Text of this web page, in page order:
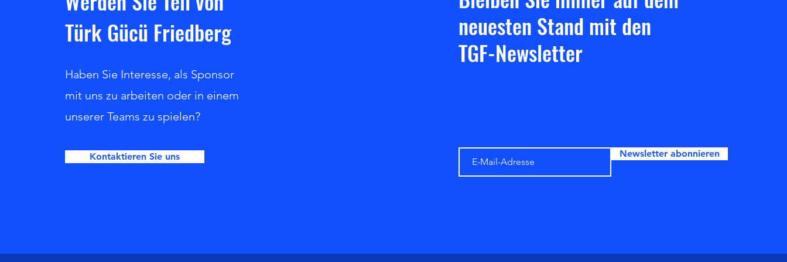
Türk Gücü Friedberg
Haben Sie Interesse, als Sponsor
mit uns zu arbeiten oder in einem
unserer Teams zu spielen?
Kontaktieren Sie uns
neuesten Stand mit den
TGF-Newsletter
Newsletter abonnieren